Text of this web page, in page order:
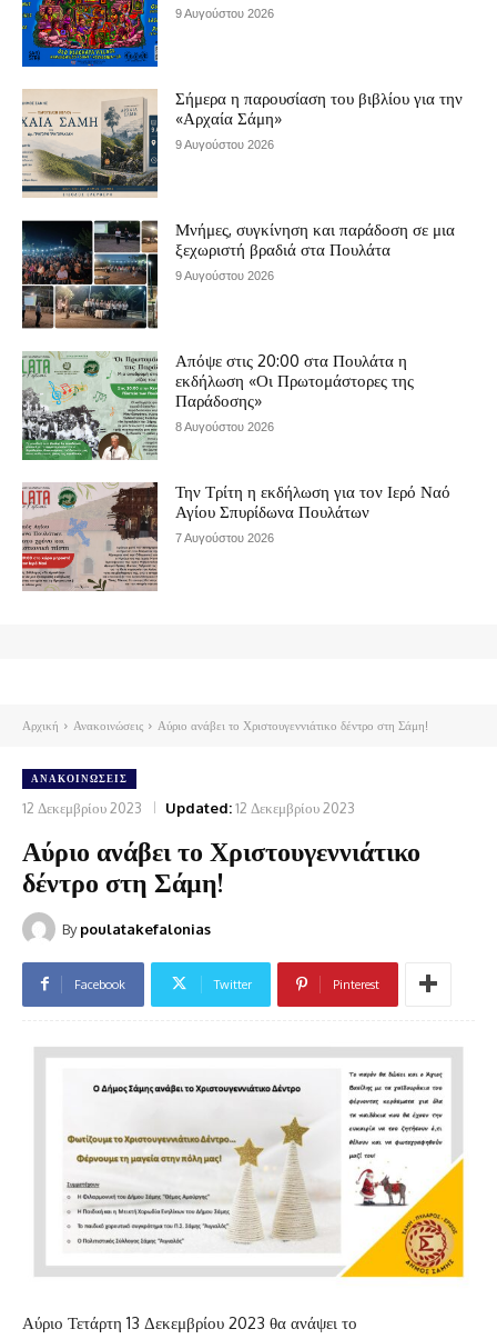
9 Αυγούστου 2026
Σήμερα η παρουσίαση του βιβλίου για την
«Αρχαία Σάμη»
9 Αυγούστου 2026
Μνήμες, συγκίνηση και παράδοση σε μια
ξεχωριστή βραδιά στα Πουλάτα
9 Αυγούστου 2026
Απόψε στις 20:00 στα Πουλάτα η
εκδήλωση «Οι Πρωτομάστορες της
Παράδοσης»
8 Αυγούστου 2026
Την Τρίτη η εκδήλωση για τον Ιερό Ναό
Αγίου Σπυρίδωνα Πουλάτων
7 Αυγούστου 2026